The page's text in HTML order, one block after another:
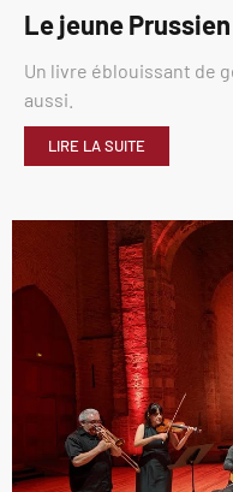
Le jeune
Un livre éblouissant de
aussi.
LIRE LA SUITE